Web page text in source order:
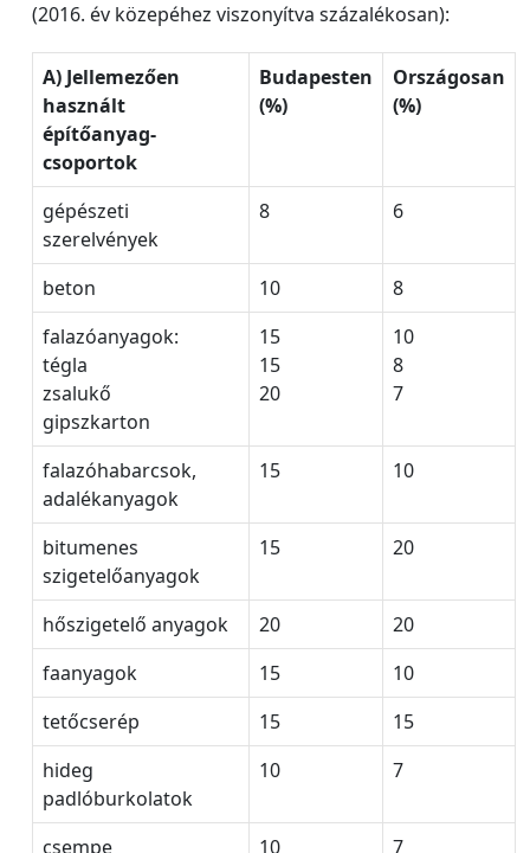
(2016. év közepéhez viszonyítva százalékosan):
A) Jellemezően
használt
építőanyag-
csoportok
Budapesten
(%)
Országosan
(%)
gépészeti
szerelvények
8 6
beton 10
8
falazóanyagok:
tégla
zsalukő
gipszkarton
15
15
20
10
8
7
falazóhabarcsok,
adalékanyagok
15 10
bitumenes
szigetelőanyagok
15 20
hőszigetelő anyagok 20
20
faanyagok
15
10
tetőcserép
15
15
hideg
padlóburkolatok
10 7
csempe 10 7